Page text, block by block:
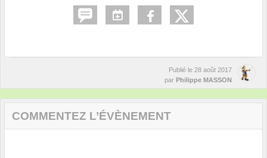
Publié le 28 août 2017
par Philippe MASSON
COMMENTEZ L’ÉVÈNEMENT